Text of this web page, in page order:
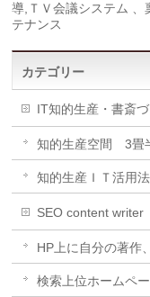
導,ＴＶ会議システム 、
テナンス
カテゴリー
IT知的生産・書斎づ
知的生産空間 3畳
知的生産ＩＴ活用法
SEO content writer
HP上に自分の著作
検索上位ホームペ